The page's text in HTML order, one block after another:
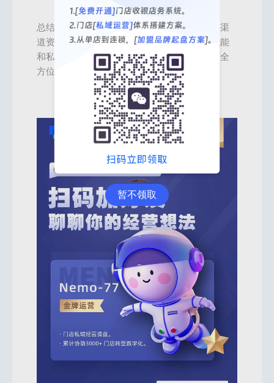
总结来说，渠道分销系统的四大功能模块——渠
道资源运营管理、分销裂变运营、经营管理赋能
和私域营销工具，为企业的经营和增长提供了全
方位的支持和指导。
暂不领取